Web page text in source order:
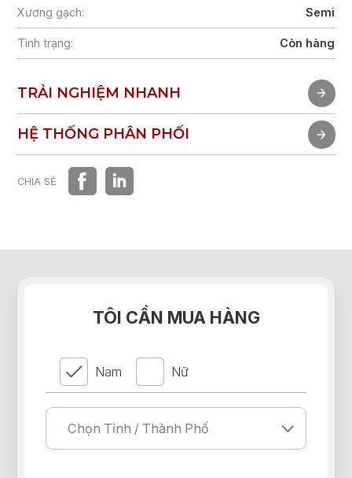
Xương gạch: Semi
Tình trạng: Còn hàng
TRẢI NGHIỆM NHANH
TRẢI NGHIỆM NHANH
HỆ THỐNG PHÂN PHỐI
HỆ THỐNG PHÂN PHỐI
CHIA SẺ
TÔI CẦN MUA HÀNG
Nam Nữ